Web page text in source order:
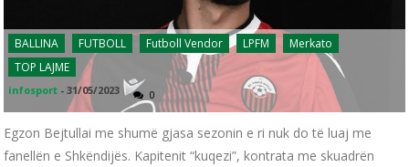
BALLINA FUTBOLL Futboll Vendor LPFM
Merkato
TOP LAJME
infosport -31/05/2023 0
Egzon Bejtullai me shumë gjasa sezonin e ri nuk do të luaj me
fanellën e Shkëndijës. Kapitenit “kuqezi”, kontrata me skuadrën